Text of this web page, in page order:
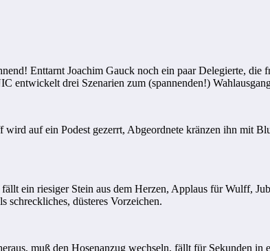
Enttarnt Joachim Gauck noch ein paar Delegierte,
entwickelt drei Szenarien zum (spannenden!)
auf ein Podest gezerrt, Abgeordnete kränzen ihn mit
ein riesiger Stein aus dem Herzen, Applaus für Wulff,
schreckliches, düsteres Vorzeichen.
muß den Hosenanzug wechseln, fällt für Sekunden in